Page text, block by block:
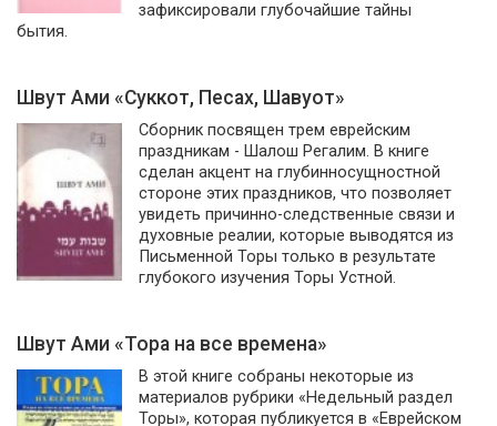
зафиксировали глубочайшие тайны
бытия.
Швут Ами «Суккот, Песах, Шавуот»
Сборник посвящен трем еврейским
праздникам - Шалош Регалим. В книге
сделан акцент на глубинносущностной
стороне этих праздников, что позволяет
увидеть причинно-следственные связи и
духовные реалии, которые выводятся из
Письменной Торы только в результате
глубокого изучения Торы Устной.
Швут Ами «Тора на все времена»
В этой книге собраны некоторые из
материалов рубрики «Недельный раздел
Торы», которая публикуется в «Еврейском